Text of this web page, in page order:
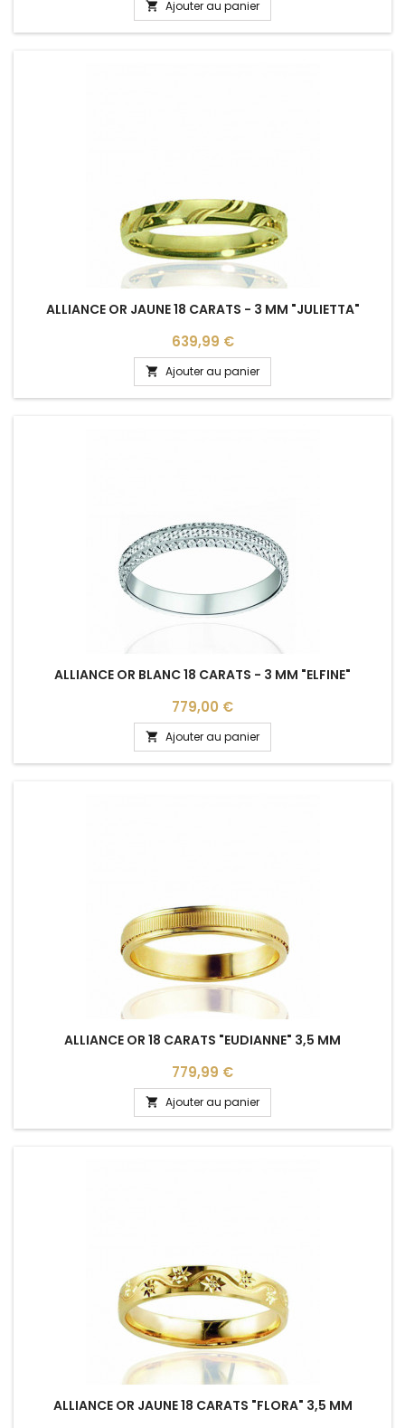
 Ajouter au panier
ALLIANCE OR JAUNE 18 CARATS - 3 MM "JULIETTA"
Prix
639,99 €
 Ajouter au panier
ALLIANCE OR BLANC 18 CARATS - 3 MM "ELFINE"
Prix
779,00 €
 Ajouter au panier
ALLIANCE OR 18 CARATS "EUDIANNE" 3,5 MM
Prix
779,99 €
 Ajouter au panier
ALLIANCE OR JAUNE 18 CARATS "FLORA" 3,5 MM